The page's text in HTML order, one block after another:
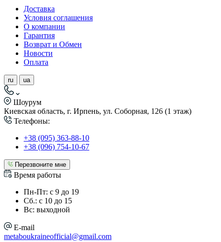
Доставка
Условия соглашения
О компании
Гарантия
Возврат и Обмен
Новости
Оплата
ru ua
Шоурум
Киевская область, г. Ирпень, ул. Соборная, 126 (1 этаж)
Телефоны:
+38 (095) 363-88-10
+38 (096) 754-10-67
Перезвоните мне
Время работы
Пн-Пт: с 9 до 19
Сб.: с 10 до 15
Вс: выходной
E-mail
metaboukraineofficial@gmail.com